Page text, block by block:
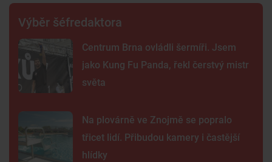
Výběr šéfredaktora
Centrum Brna ovládli šermíři. Jsem
jako Kung Fu Panda, řekl čerstvý mistr
světa
Na plovárně ve Znojmě se popralo
třicet lidí. Přibudou kamery i častější
hlídky